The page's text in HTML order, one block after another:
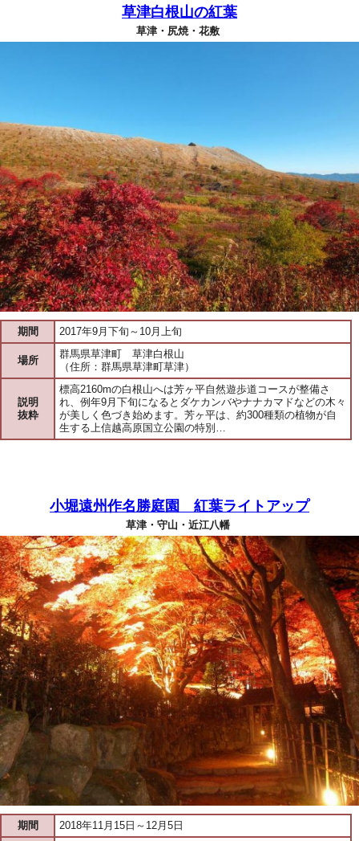
草津白根山の紅葉
草津・尻焼・花敷
期間 2017年9月下旬～10月上旬
場所
群馬県草津町 草津白根山
（住所：群馬県草津町草津）
説明
抜粋
標高2160mの白根山へは芳ヶ平自然遊歩道コースが整備さ
れ、例年9月下旬になるとダケカンバやナナカマドなどの木々
が美しく色づき始めます。芳ヶ平は、約300種類の植物が自
生する上信越高原国立公園の特別…
小堀遠州作名勝庭園 紅葉ライトアップ
草津・守山・近江八幡
期間 2018年11月15日～12月5日